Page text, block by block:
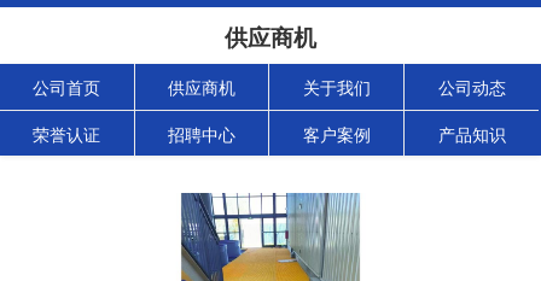
供应商机
公司首页 供应商机 关于我们 公司动态
荣誉认证 招聘中心 客户案例 产品知识